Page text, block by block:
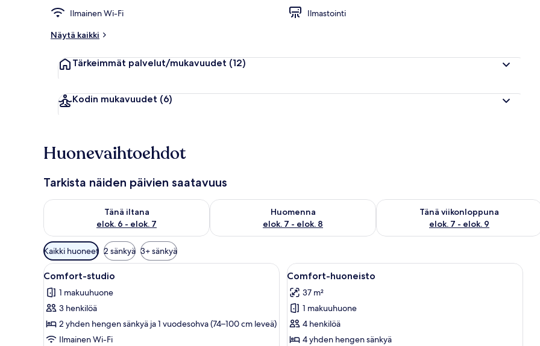
Ilmainen Wi-Fi
Ilmastointi
Näytä kaikki
Tärkeimmät palvelut/mukavuudet (12)
Kodin mukavuudet (6)
Huonevaihtoehdot
Tarkista näiden päivien saatavuus
Tänä iltana
elok. 6 - elok. 7
Tarkista tämän illan saatavuus elok. 6 - elok. 7
Huomenna
elok. 7 - elok. 8
Tarkista huomisen saatavuus elok. 7 - elok. 8
Tänä viikonloppuna
elok. 7 - elok. 9
Tarkista tämän viikonlopun saatavuus
Huoneille
saatavilla
olevia
suodattimia
Kaikki huoneet 2 sänkyä 3+ sänkyä
Avaa
kaikki
huonetyypin
Comfort-
studio
kuvat
Hotellihuone, jossa on sänky, kehystetty taulu, kukkia koristeltu pöytä ja liukuovet, jotka johtavat ulkotilaan.
33
Comfort-studio
1 makuuhuone
3 henkilöä
2 yhden hengen sänkyä ja 1 vuodesohva (74–100 cm leveä)
Ilmainen Wi-Fi
Avaa
kaikki
huonetyypin
Comfort-
huoneisto
kuvat
Kompakti keittiö, jossa on
17
Comfort-huoneisto
37 m²
1 makuuhuone
4 henkilöä
4 yhden hengen sänkyä